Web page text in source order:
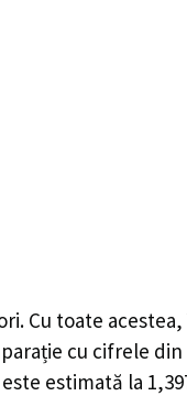
Cu toate
cu cifrele din
estimată la